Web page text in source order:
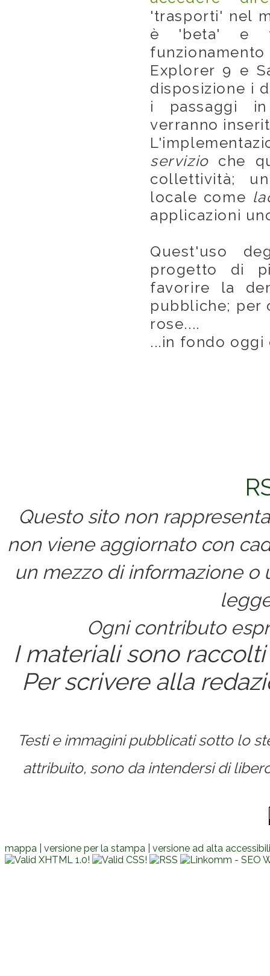
'trasporti' nel
è 'beta' e
Explorer 9 e
disposizione i
i passaggi
verranno
servizioche
collettività;
locale come
applicazioni
Quest'uso
progetto di
favorire la
pubbliche; per
rose....
...in fondo oggi
Questo sito non
non viene aggiornato con
un mezzo di informazione
Ogni contributo
I materiali sono
Per scrivere alla
Testi e immagini pubblicati sotto lo
attribuito, sono da intendersi di
mappa versione per la stampa versione ad alta